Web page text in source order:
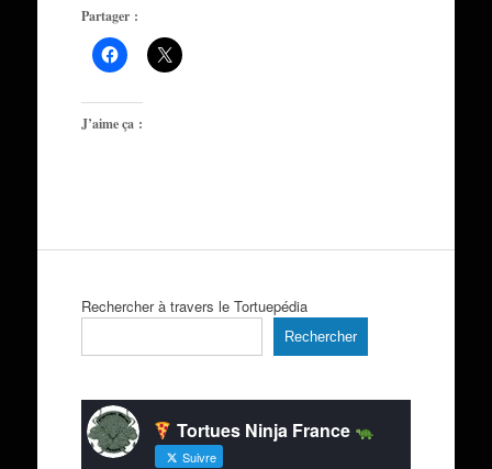
Partager :
J’aime ça :
Rechercher à travers le Tortuepédia
Rechercher
Tortues Ninja France
Suivre